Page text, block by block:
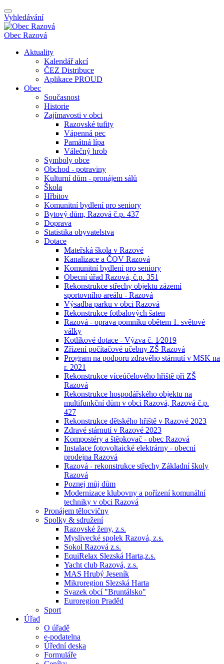
Vyhledávání
Obec Razová
Aktuality
Kalendář akcí
ČEZ Distribuce
Aplikace PROUD
Obec
Současnost
Historie
Zajímavosti v obci
Razovské tufity
Vápenná pec
Památná lípa
Válečný hrob
Symboly obce
Obchod - potraviny
Kulturní dům - pronájem sálů
Škola
Hřbitov
Komunitní bydlení pro seniory
Bytový dům, Razová č.p. 437
Doprava
Statistika obyvatelstva
Dotace
Mateřská škola v Razové
Kanalizace a ČOV Razová
Komunitní bydlení pro seniory
Obecní úřad Razová, č.p. 351
Rekonstrukce střechy objektu zázemí
sportovního areálu - Razová
Výsadba parku v obci Razová
Rekonstrukce fotbalových šaten
Razová - oprava pomníku obětem 1. světové
války
Kotlíkové dotace - Výzva č. 1⁄2019
Zřízení počítačové učebny ZŠ Razová
Program na podporu zdravého stárnutí v MSK na
r. 2021
Rekonstrukce víceúčelového hřiště při ZŠ
Razová
Rekonstrukce hospodářského objektu na
multifunkční dům v obci Razová, Razová č.p.
427
Rekonstrukce dětského hřiště v Razové 2023
Zdravé stárnutí v Razové 2023
Kompostéry a štěpkovač - obec Razová
Instalace fotovoltaické elektrárny - obecní
prodejna Razová
Razová - rekonstrukce střechy Základní školy
Razová
Poznej můj dům
Modernizace klubovny a pořízení komunální
techniky v obci Razová
Pronájem tělocvičny
Spolky & sdružení
Razovské ženy, z.s.
Myslivecké spolek Razová, z.s.
Sokol Razová z.s.
EquiRelax Slezská Harta,z.s.
Yacht club Razová, z.s.
MAS Hrubý Jeseník
Mikroregion Slezská Harta
Svazek obcí "Bruntálsko"
Euroregion Praděd
Sport
Úřad
O úřadě
e-podatelna
Úřední deska
Formuláře